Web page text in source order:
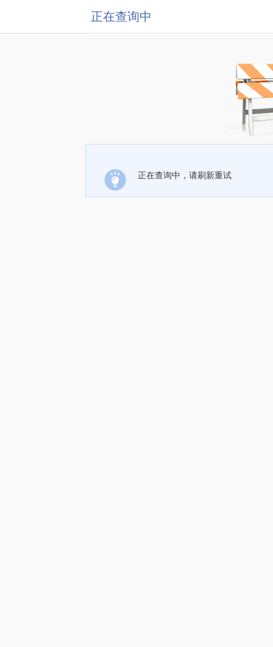
正在查询中
正在查询中，请刷新重试